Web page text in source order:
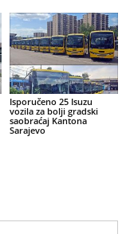
Isporučeno 25 Isuzu
vozila za bolji gradski
saobraćaj Kantona
Sarajevo